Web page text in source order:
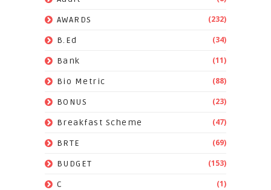
AWARDS (232)
B.Ed (34)
Bank (11)
Bio Metric (88)
BONUS (23)
Breakfast Scheme (47)
BRTE (69)
BUDGET (153)
C (1)